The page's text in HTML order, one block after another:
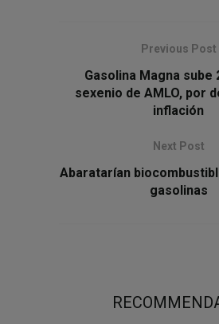
Previous Post
Gasolina Magna sube
sexenio de AMLO, por
inflación
Next Post
Abaratarían
gasolinas